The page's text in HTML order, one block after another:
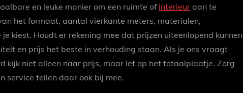
en leuke manier om een ruimte of interieur aan te
het formaat, aantal vierkante meters, materialen,
kiest. Houdt er rekening mee dat prijzen uiteenlopend kunnen
en prijs het beste in verhouding staan. Als je ons vraagt
kijk niet alleen naar prijs, maar let op het totaalplaatje. Zorg
service tellen daar ook bij mee.